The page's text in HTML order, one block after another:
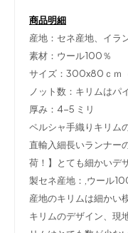
商品明細
産地：セネ産地、イラ
素材：ウール100％
サイズ：300x80ｃｍ
ノット数：キリムはパ
厚み：4-5 ミリ
ペルシャ手織りキリム
直輸入細長いランナー
荷！】とても細かいデ
製セネ産地：,ウール
産地のキリムは細かい
キリムのデザイン、現